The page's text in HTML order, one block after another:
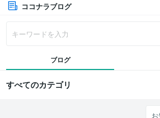
ココナラブログ
ブログ
すべてのカテゴリ